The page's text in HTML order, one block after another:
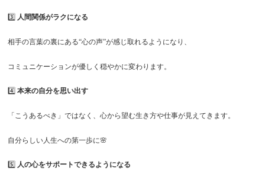
3️⃣ 人間関係がラクになる
相手の言葉の裏にある“心の声”が感じ取れるようになり、
コミュニケーションが優しく穏やかに変わります。
4️⃣ 本来の自分を思い出す
「こうあるべき」ではなく、心から望む生き方や仕事が見えてきます。
自分らしい人生への第一歩に🌸
5️⃣ 人の心をサポートできるようになる